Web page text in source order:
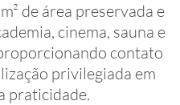
de área preservada e
cinema, sauna e
contato
privilegiada em
praticidade.